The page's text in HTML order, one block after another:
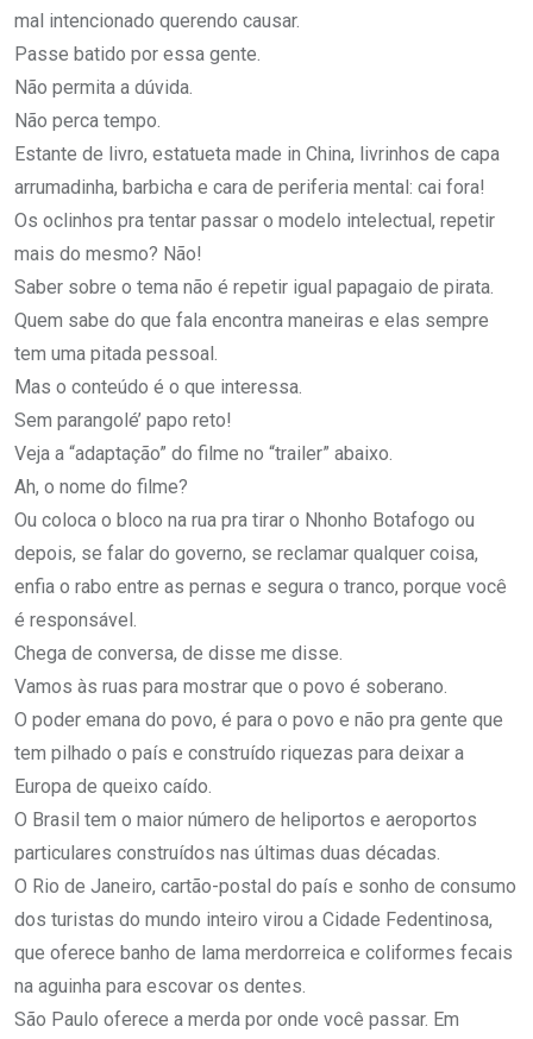
mal intencionado querendo causar.
Passe batido por essa gente.
Não permita a dúvida.
Não perca tempo.
Estante de livro, estatueta made in China, livrinhos de capa
arrumadinha, barbicha e cara de periferia mental: cai fora!
Os oclinhos pra tentar passar o modelo intelectual, repetir
mais do mesmo? Não!
Saber sobre o tema não é repetir igual papagaio de pirata.
Quem sabe do que fala encontra maneiras e elas sempre
tem uma pitada pessoal.
Mas o conteúdo é o que interessa.
Sem parangolé’ papo reto!
Veja a “adaptação” do filme no “trailer” abaixo.
Ah, o nome do filme?
Ou coloca o bloco na rua pra tirar o Nhonho Botafogo ou
depois, se falar do governo, se reclamar qualquer coisa,
enfia o rabo entre as pernas e segura o tranco, porque você
é responsável.
Chega de conversa, de disse me disse.
Vamos às ruas para mostrar que o povo é soberano.
O poder emana do povo, é para o povo e não pra gente que
tem pilhado o país e construído riquezas para deixar a
Europa de queixo caído.
O Brasil tem o maior número de heliportos e aeroportos
particulares construídos nas últimas duas décadas.
O Rio de Janeiro, cartão-postal do país e sonho de consumo
dos turistas do mundo inteiro virou a Cidade Fedentinosa,
que oferece banho de lama merdorreica e coliformes fecais
na aguinha para escovar os dentes.
São Paulo oferece a merda por onde você passar. Em